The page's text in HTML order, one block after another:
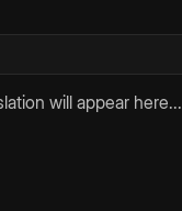
will appear here...